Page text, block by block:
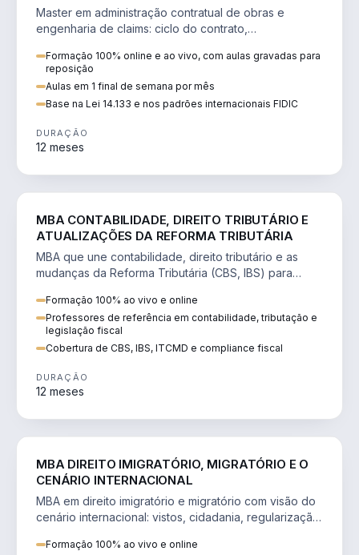
Master em administração contratual de obras e
engenharia de claims: ciclo do contrato,
Formação 100% online e ao vivo, com aulas gravadas para
reposição
Aulas em 1 final de semana por mês
Base na Lei 14.133 e nos padrões internacionais FIDIC
DURAÇÃO
12 meses
MBA CONTABILIDADE, DIREITO TRIBUTÁRIO E
ATUALIZAÇÕES DA REFORMA TRIBUTÁRIA
MBA que une contabilidade, direito tributário e as
mudanças da Reforma Tributária (CBS, IBS) para
Formação 100% ao vivo e online
Professores de referência em contabilidade, tributação e
legislação fiscal
Cobertura de CBS, IBS, ITCMD e compliance fiscal
DURAÇÃO
12 meses
MBA DIREITO IMIGRATÓRIO, MIGRATÓRIO E O
CENÁRIO INTERNACIONAL
MBA em direito imigratório e migratório com visão do
cenário internacional: vistos, cidadania, regularização
Formação 100% ao vivo e online